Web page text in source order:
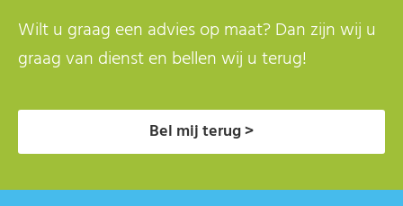
Wilt u graag een advies op maat? Dan zijn wij u
graag van dienst en bellen wij u terug!
Bel mij terug >